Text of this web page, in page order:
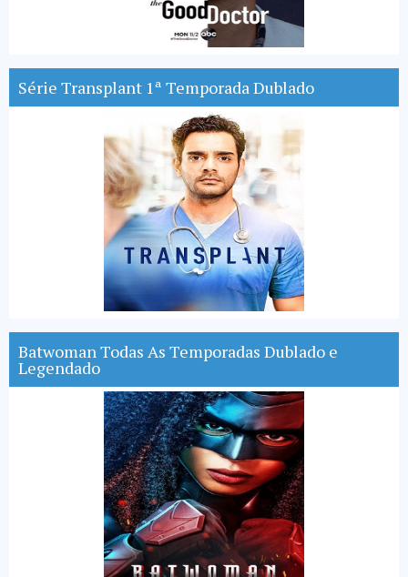
Série Transplant 1ª Temporada Dublado
Batwoman Todas As Temporadas Dublado e
Legendado